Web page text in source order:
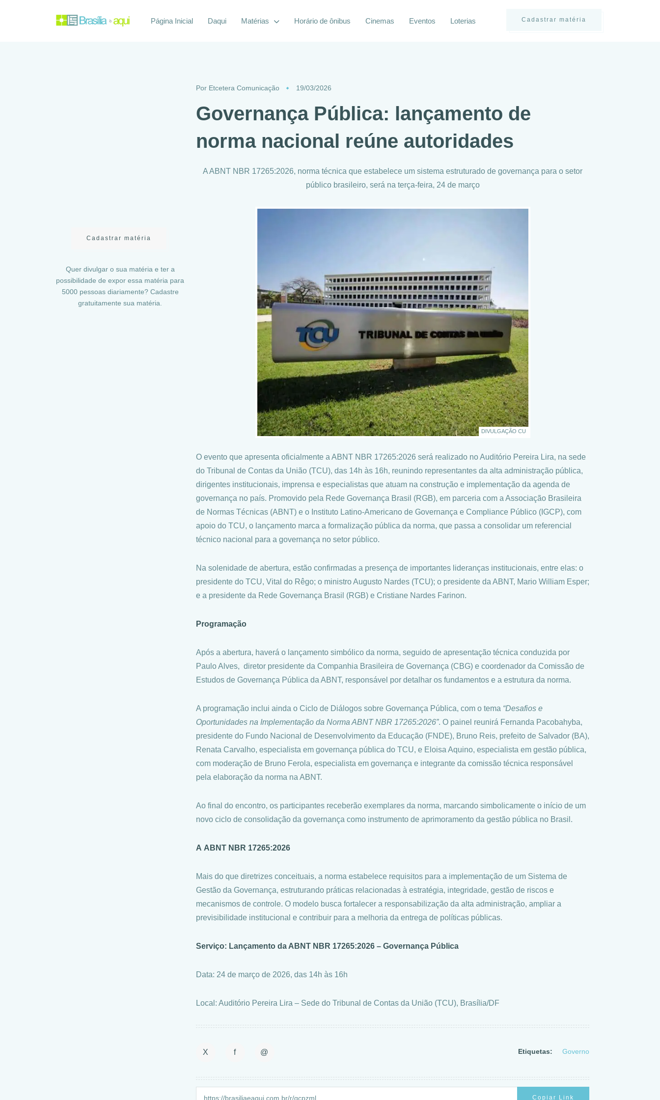
Cadastrar matéria
Página Inicial Daqui Matérias Horário de ônibus Cinemas Eventos Loterias
Por Etcetera Comunicação 19/03/2026
Governança Pública: lançamento de
norma nacional reúne autoridades
A ABNT NBR 17265:2026, norma técnica que estabelece um sistema estruturado de governança para o setor
público brasileiro, será na terça-feira, 24 de março
DIVULGAÇÃO CU
O evento que apresenta oficialmente a ABNT NBR 17265:2026 será realizado no Auditório Pereira Lira, na sede
do Tribunal de Contas da União (TCU), das 14h às 16h, reunindo representantes da alta administração pública,
dirigentes institucionais, imprensa e especialistas que atuam na construção e implementação da agenda de
governança no país. Promovido pela Rede Governança Brasil (RGB), em parceria com a Associação Brasileira
de Normas Técnicas (ABNT) e o Instituto Latino-Americano de Governança e Compliance Público (IGCP), com
apoio do TCU, o lançamento marca a formalização pública da norma, que passa a consolidar um referencial
técnico nacional para a governança no setor público.
Na solenidade de abertura, estão confirmadas a presença de importantes lideranças institucionais, entre elas: o
presidente do TCU, Vital do Rêgo; o ministro Augusto Nardes (TCU); o presidente da ABNT, Mario William Esper;
e a presidente da Rede Governança Brasil (RGB) e Cristiane Nardes Farinon.
Programação
Após a abertura, haverá o lançamento simbólico da norma, seguido de apresentação técnica conduzida por
Paulo Alves, diretor presidente da Companhia Brasileira de Governança (CBG) e coordenador da Comissão de
Estudos de Governança Pública da ABNT, responsável por detalhar os fundamentos e a estrutura da norma.
A programação inclui ainda o Ciclo de Diálogos sobre Governança Pública, com o tema “Desafios e
Oportunidades na Implementação da Norma ABNT NBR 17265:2026”. O painel reunirá Fernanda Pacobahyba,
presidente do Fundo Nacional de Desenvolvimento da Educação (FNDE), Bruno Reis, prefeito de Salvador (BA),
Renata Carvalho, especialista em governança pública do TCU, e Eloisa Aquino, especialista em gestão pública,
com moderação de Bruno Ferola, especialista em governança e integrante da comissão técnica responsável
pela elaboração da norma na ABNT.
Ao final do encontro, os participantes receberão exemplares da norma, marcando simbolicamente o início de um
novo ciclo de consolidação da governança como instrumento de aprimoramento da gestão pública no Brasil.
A ABNT NBR 17265:2026
Mais do que diretrizes conceituais, a norma estabelece requisitos para a implementação de um Sistema de
Gestão da Governança, estruturando práticas relacionadas à estratégia, integridade, gestão de riscos e
mecanismos de controle. O modelo busca fortalecer a responsabilização da alta administração, ampliar a
previsibilidade institucional e contribuir para a melhoria da entrega de políticas públicas.
Serviço: Lançamento da ABNT NBR 17265:2026 – Governança Pública
Data: 24 de março de 2026, das 14h às 16h
Local: Auditório Pereira Lira – Sede do Tribunal de Contas da União (TCU), Brasília/DF
X f @ Etiquetas: Governo
Copiar Link
Cadastrar matéria
Quer divulgar o sua matéria e ter a
possibilidade de expor essa matéria para
5000 pessoas diariamente? Cadastre
gratuitamente sua matéria.